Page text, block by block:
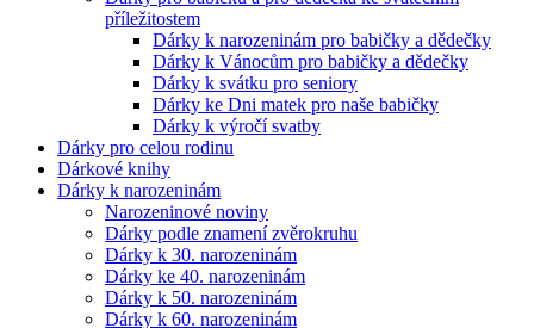
příležitostem
Dárky k narozeninám pro babičky a dědečky
Dárky k Vánocům pro babičky a dědečky
Dárky k svátku pro seniory
Dárky ke Dni matek pro naše babičky
Dárky k výročí svatby
Dárky pro celou rodinu
Dárkové knihy
Dárky k narozeninám
Narozeninové noviny
Dárky podle znamení zvěrokruhu
Dárky k 30. narozeninám
Dárky ke 40. narozeninám
Dárky k 50. narozeninám
Dárky k 60. narozeninám